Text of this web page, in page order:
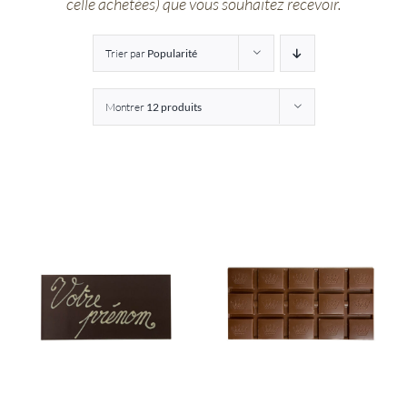
Trier par Popularité
Montrer 12 produits